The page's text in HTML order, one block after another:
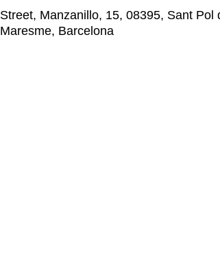
Street, Manzanillo, 15, 08395, Sant Pol
Maresme, Barcelona